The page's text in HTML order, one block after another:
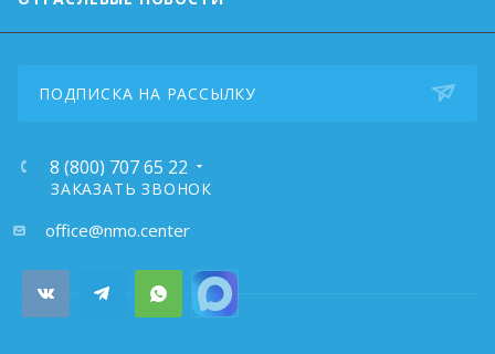
ПОДПИСКА НА РАССЫЛКУ
8 (800) 707 65 22
ЗАКАЗАТЬ ЗВОНОК
почта:office@nmo.center